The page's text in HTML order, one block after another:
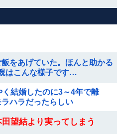
をあげていた。ほんと助かる
はこんな様子です…
結婚したのに3～4年で離
ハラだったらしい
望結より実ってしまう